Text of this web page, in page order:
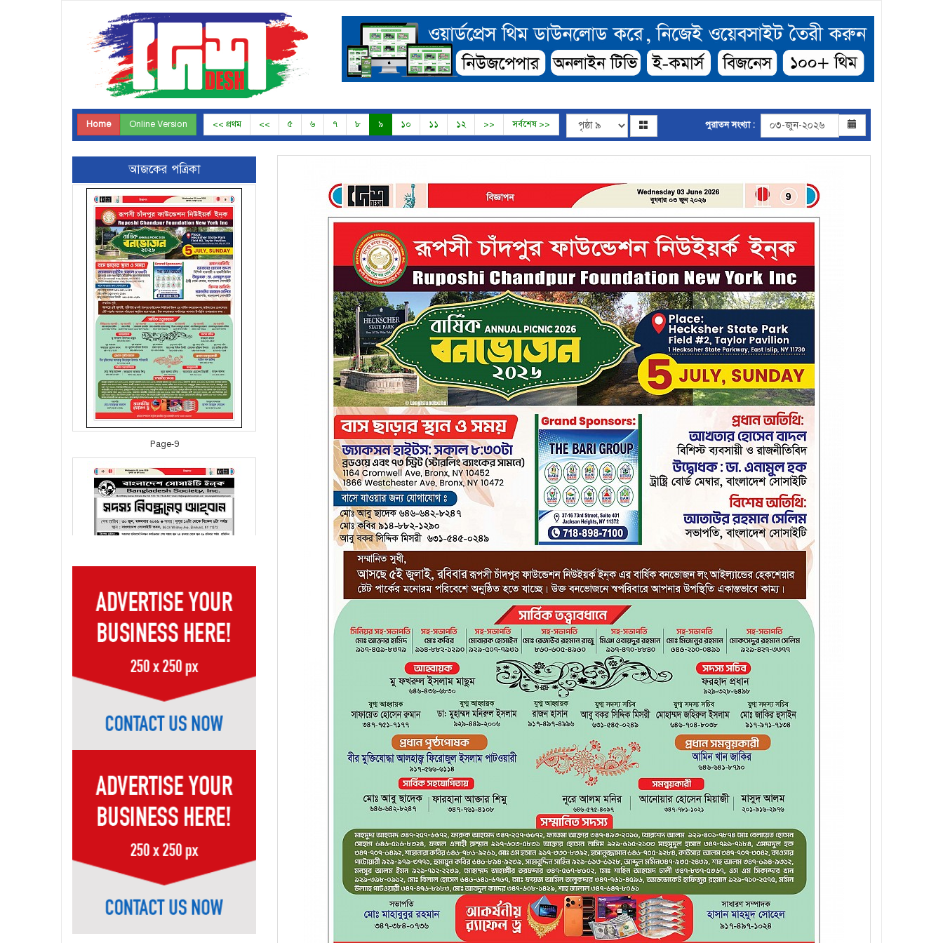
Home Online Version << প্রথম << ৫ ৬ ৭ ৮ ৯ ১০ ১১ ১২ >> সর্বশেষ >> পুরাতন সংখ্যা :
আজকের পত্রিকা
Page-8
Page-9
Page-10